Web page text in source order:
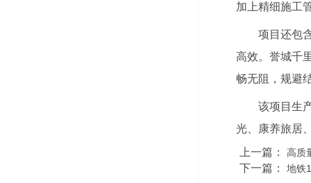
加上精细施工
项目还包
高效。誉城千
畅无阻，规避
该项目生
光、康养旅居
上一篇：
高质
下一篇： 地铁